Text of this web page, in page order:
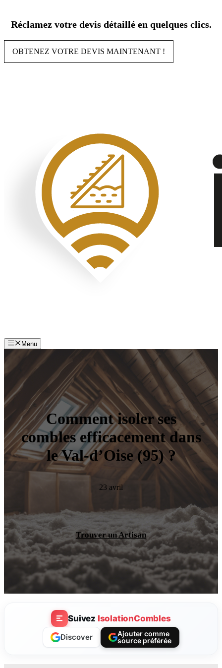
contenu
Réclamez votre devis détaillé en quelques clics.
OBTENEZ VOTRE DEVIS MAINTENANT !
Menu
Comment isoler ses
combles efficacement dans
le Val-d’Oise (95) ?
23 avril
Trouver un Artisan
Suivez IsolationCombles
Discover
Ajouter comme
source préférée